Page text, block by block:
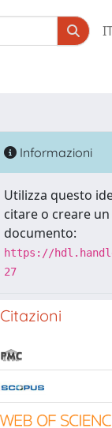
Informazioni
Utilizza questo
citare o creare
documento:
https://
27
Citazioni